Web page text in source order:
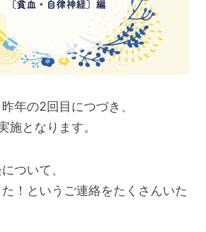
年の2回目につづき、
施となります。
ついて、
！というご連絡をたくさんいた